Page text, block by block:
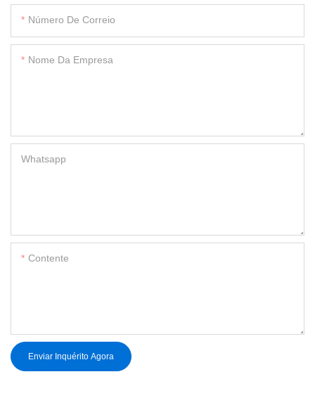
Número De Correio
Nome Da Empresa
Whatsapp
Contente
Enviar Inquérito Agora